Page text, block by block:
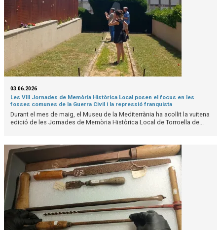
03.06.2026
Les VIII Jornades de Memòria Històrica Local posen el focus en les
fosses comunes de la Guerra Civil i la repressió franquista
Durant el mes de maig, el Museu de la Mediterrània ha acollit la vuitena
edició de les Jornades de Memòria Històrica Local de Torroella de...